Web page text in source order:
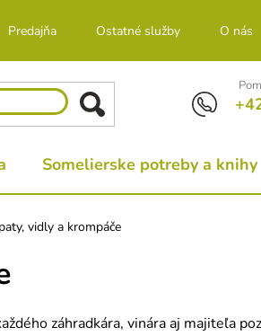
Predajňa Ostatné služby O nás
Somelierske potreby a knihy
vidly a krompáče
záhradkára, vinára aj majiteľa